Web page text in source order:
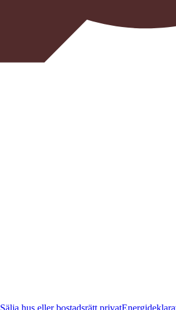
Sälja hus eller bostadsrätt privat